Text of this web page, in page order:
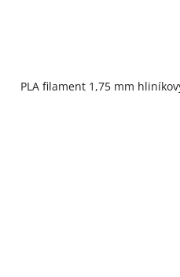
PLA filament 1,75 mm